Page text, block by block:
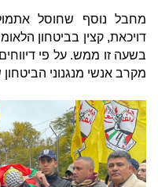
מחבל נוסף שחוסל
דויכאת, קצין בביטחון
מקרב אנשי מנגנוני